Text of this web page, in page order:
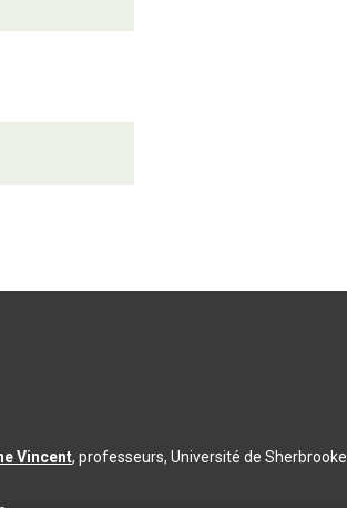
Vincent, professeurs, Université de Sherbrooke